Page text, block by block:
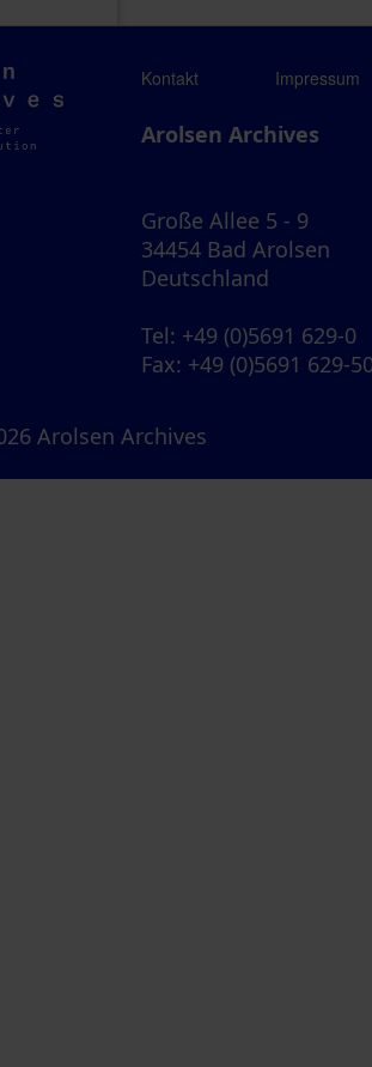
Kontakt Impressum
Arolsen Archives
Große Allee 5 - 9
34454 Bad Arolsen
Deutschland
Tel: +49 (0)5691 629-0
Fax: +49 (0)5691 629-
Arolsen Archives